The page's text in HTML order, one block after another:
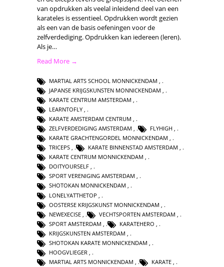
van opdrukken als veelal inleidend deel van een
karateles is essentieel. Opdrukken wordt gezien
als een van de basis oefeningen voor de
zelfverdediging. Opdrukken kan iedereen (leren).
Als je…
Read More →
MARTIAL ARTS SCHOOL MONNICKENDAM
JAPANSE KRIJGSKUNSTEN MONNICKENDAM
KARATE CENTRUM AMSTERDAM
LEARNTOFLY
KARATE AMSTERDAM CENTRUM ,
ZELFVERDEDIGING AMSTERDAM , FLYHIGH ,
KARATE GRACHTENGORDEL MONNICKENDAM ,
TRICEPS , KARATE BINNENSTAD AMSTERDAM ,
KARATE CENTRUM MONNICKENDAM ,
DOITYOURSELF ,
SPORT VERENIGING AMSTERDAM ,
SHOTOKAN MONNICKENDAM ,
LONELYATTHETOP
OOSTERSE KRIJGSKUNST MONNICKENDAM
NEWEXECISE
VECHTSPORTEN AMSTERDAM
SPORT AMSTERDAM
KARATEHERO
KRIJGSKUNSTEN AMSTERDAM
SHOTOKAN KARATE MONNICKENDAM
HOOGVLIEGER
MARTIAL ARTS MONNICKENDAM
KARATE